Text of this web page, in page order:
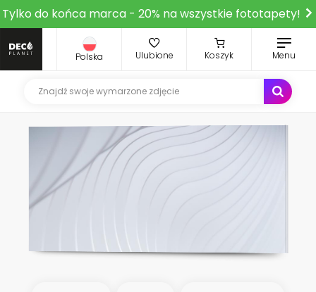
Tylko do końca marca - 20% na wszystkie fototapety!
Polska Ulubione Koszyk Menu